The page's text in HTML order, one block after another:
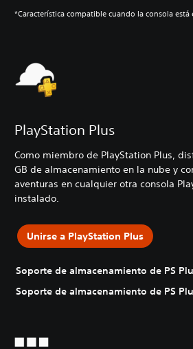
*Característica compatible cuando la consola
PlayStation Plus
Como miembro de PlayStation Plus,
GB de almacenamiento en la nube y
aventuras en cualquier otra consola
instalado.
Unirse a PlayStation Plus
Soporte de almacenamiento de PS
Soporte de almacenamiento de PS